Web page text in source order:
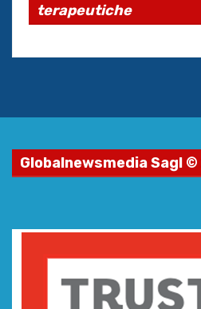
terapeutiche
Globalnewsmedia Sagl